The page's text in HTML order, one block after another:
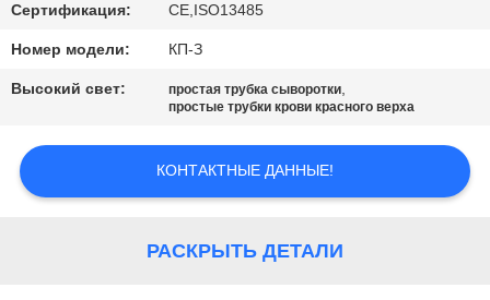
Сертификация: CE,ISO13485
Номер модели: КП-З
Высокий свет: простая трубка сыворотки,
простые трубки крови красного верха
КОНТАКТНЫЕ ДАННЫЕ!
РАСКРЫТЬ ДЕТАЛИ